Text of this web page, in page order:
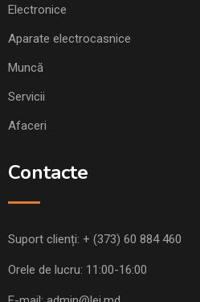
Electronice
Aparate electrocasnice
Muncă
Servicii
Afaceri
Contacte
Suport clienți: + (373) 60 884 460
Orele de lucru: 11:00-16:00